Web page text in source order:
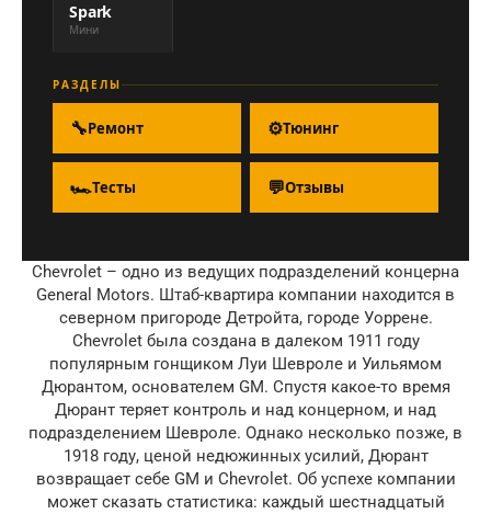
Spark
Мини
РАЗДЕЛЫ
🔧Ремонт ⚙Тюнинг
🏎Тесты 💬Отзывы
Chevrolet – одно из ведущих подразделений концерна
General Motors. Штаб-квартира компании находится в
северном пригороде Детройта, городе Уоррене.
Chevrolet была создана в далеком 1911 году
популярным гонщиком Луи Шевроле и Уильямом
Дюрантом, основателем GM. Спустя какое-то время
Дюрант теряет контроль и над концерном, и над
подразделением Шевроле. Однако несколько позже, в
1918 году, ценой недюжинных усилий, Дюрант
возвращает себе GM и Chevrolet. Об успехе компании
может сказать статистика: каждый шестнадцатый